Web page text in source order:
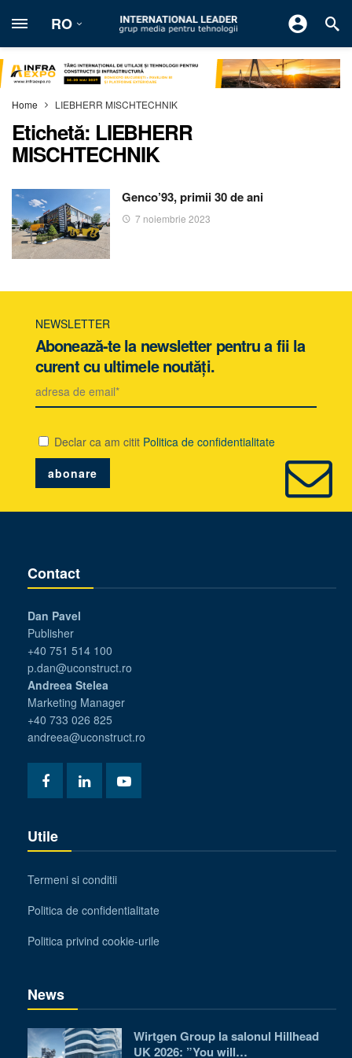
RO
Home LIEBHERR MISCHTECHNIK
Etichetă: LIEBHERR
MISCHTECHNIK
Genco’93, primii 30 de ani
7 noiembrie 2023
NEWSLETTER
Abonează-te la newsletter pentru a fii la
curent cu ultimele noutăți.
Declar ca am citit Politica de confidentialitate
Contact
Dan Pavel
Publisher
+40 751 514 100
p.dan@uconstruct.ro
Andreea Stelea
Marketing Manager
+40 733 026 825
andreea@uconstruct.ro
Utile
Termeni si conditii
Politica de confidentialitate
Politica privind cookie-urile
News
Wirtgen Group la salonul Hillhead
UK 2026: ”You will…